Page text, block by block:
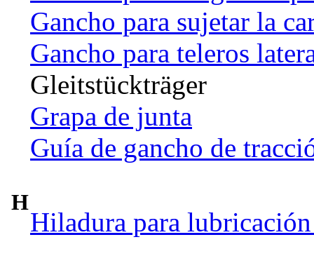
Gancho para sujetar la
Gancho para teleros
Gleitstückträger
Grapa de junta
Guía de gancho de
H
Hiladura para